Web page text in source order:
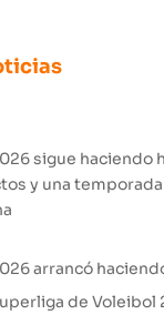
sigue haciendo
y una
arrancó
de Voleibol